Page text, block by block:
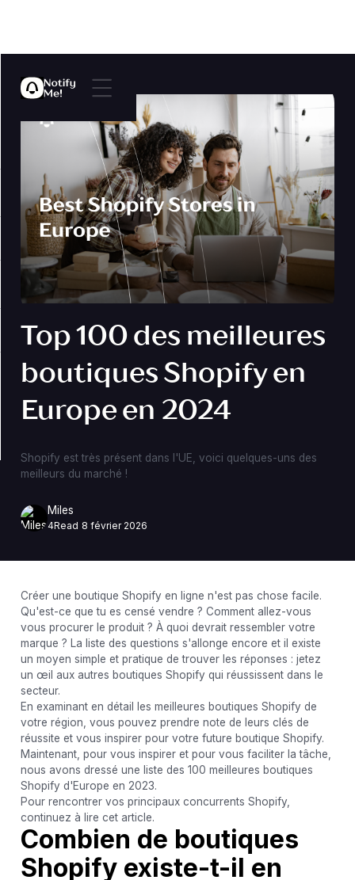
Top 100 des meilleures
boutiques Shopify en
Europe en 2024
Shopify est très présent dans l'UE, voici quelques-uns des
meilleurs du marché !
Miles
4Read 8 février 2026
Créer une boutique Shopify en ligne n'est pas chose facile.
Qu'est-ce que tu es censé vendre ? Comment allez-vous
vous procurer le produit ? À quoi devrait ressembler votre
marque ? La liste des questions s'allonge encore et il existe
un moyen simple et pratique de trouver les réponses : jetez
un œil aux autres boutiques Shopify qui réussissent dans le
secteur.
En examinant en détail les meilleures boutiques Shopify de
votre région, vous pouvez prendre note de leurs clés de
réussite et vous inspirer pour votre future boutique Shopify.
Maintenant, pour vous inspirer et pour vous faciliter la tâche,
nous avons dressé une liste des 100 meilleures boutiques
Shopify d'Europe en 2023.
Pour rencontrer vos principaux concurrents Shopify,
continuez à lire cet article.
Combien de boutiques
Shopify existe-t-il en